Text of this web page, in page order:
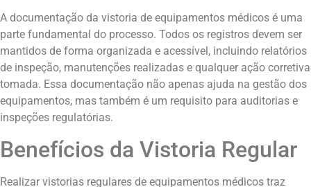
A documentação da vistoria de equipamentos médicos é uma
parte fundamental do processo. Todos os registros devem ser
mantidos de forma organizada e acessível, incluindo relatórios
de inspeção, manutenções realizadas e qualquer ação corretiva
tomada. Essa documentação não apenas ajuda na gestão dos
equipamentos, mas também é um requisito para auditorias e
inspeções regulatórias.
Benefícios da Vistoria Regular
Realizar vistorias regulares de equipamentos médicos traz